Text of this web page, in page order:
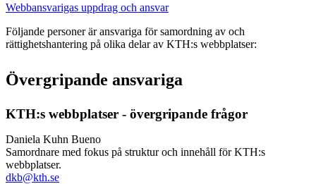
Webbansvarigas uppdrag och ansvar
Följande personer är ansvariga för samordning av och
rättighetshantering på olika delar av KTH:s webbplatser:
Övergripande ansvariga
KTH:s webbplatser - övergripande frågor
Daniela Kuhn Bueno
Samordnare med fokus på struktur och innehåll för KTH:s
webbplatser.
dkb@kth.se